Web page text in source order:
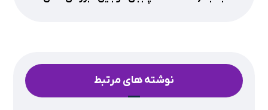
نوشته های مرتبط